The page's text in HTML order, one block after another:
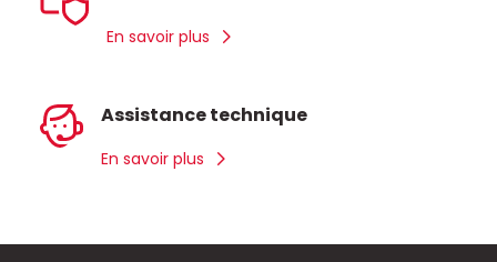
En savoir plus
Assistance technique
En savoir plus